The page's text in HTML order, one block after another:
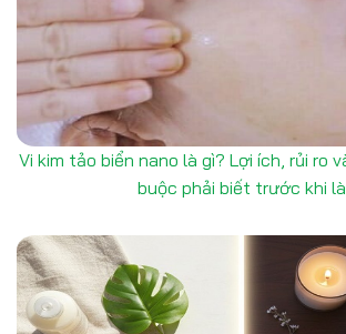
Vi kim tảo biển nano là gì? Lợi ích, rủi ro
buộc phải biết trước khi